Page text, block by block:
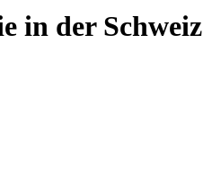
in der Schweiz